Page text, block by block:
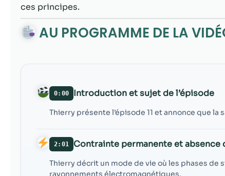
ces principes.
AU PROGRAMME DE LA
0:00 Introduction et sujet de l’épisode
Thierry présente l’épisode 11 et annonce que
2:01 Contrainte permanente et absence
Thierry décrit un mode de vie où les phases de
rayonnements électromagnétiques.